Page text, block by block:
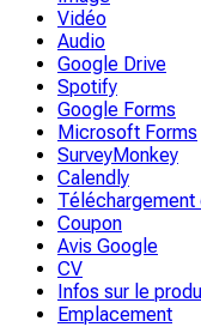
Vidéo
Audio
Google Drive
Spotify
Google Forms
Microsoft Forms
SurveyMonkey
Calendly
Coupon
Avis Google
CV
Infos sur le
Emplacement